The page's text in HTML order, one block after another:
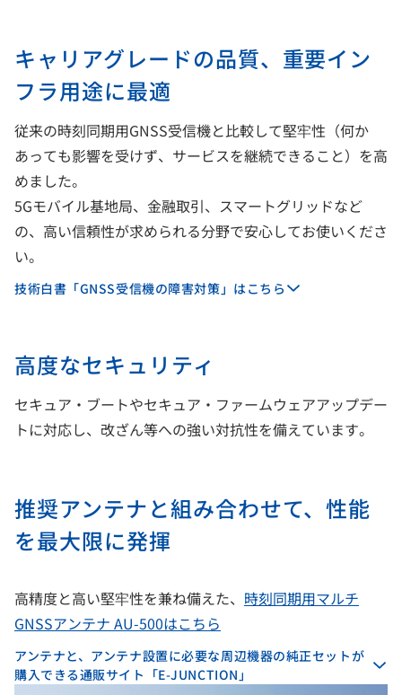
キャリアグレードの品質、重要イン
フラ用途に最適
従来の時刻同期用GNSS受信機と比較して堅牢性（何か
あっても影響を受けず、サービスを継続できること）を高
めました。
5Gモバイル基地局、金融取引、スマートグリッドなど
の、高い信頼性が求められる分野で安心してお使いくださ
い。
技術白書「GNSS受信機の障害対策」はこちら
高度なセキュリティ
セキュア・ブートやセキュア・ファームウェアアップデー
トに対応し、改ざん等への強い対抗性を備えています。
推奨アンテナと組み合わせて、性能
を最大限に発揮
高精度と高い堅牢性を兼ね備えた、 時刻同期用マルチ
GNSSアンテナ AU-500はこちら
アンテナと、アンテナ設置に必要な周辺機器の純正セットが
購入できる通販サイト「E-JUNCTION」